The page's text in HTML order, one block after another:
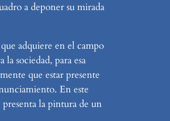
a deponer su mirada
adquiere en el campo
sociedad, para esa
que estar presente
En este
la pintura de un